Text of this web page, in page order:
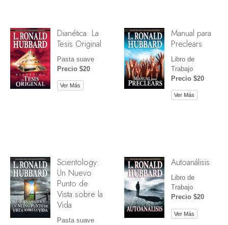
Dianética: La
Tesis Original
Pasta suave
Precio $20
Ver Más
Manual para
Preclears
Libro de
Trabajo
Precio $20
Ver Más
Scientology:
Un Nuevo
Punto de
Vista sobre la
Vida
Pasta suave
Autoanálisis
Libro de
Trabajo
Precio $20
Ver Más